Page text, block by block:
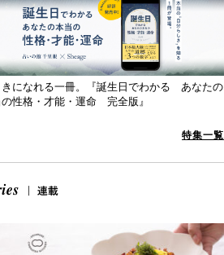
きになれる一冊。『誕生日でわかる あなたの
性格・才能・運命 完全版』
特集一覧